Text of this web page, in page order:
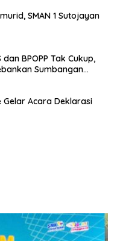
SMAN 1 Sutojayan
BPOPP Tak Cukup,
Sumbangan
Gelar Acara Deklarasi